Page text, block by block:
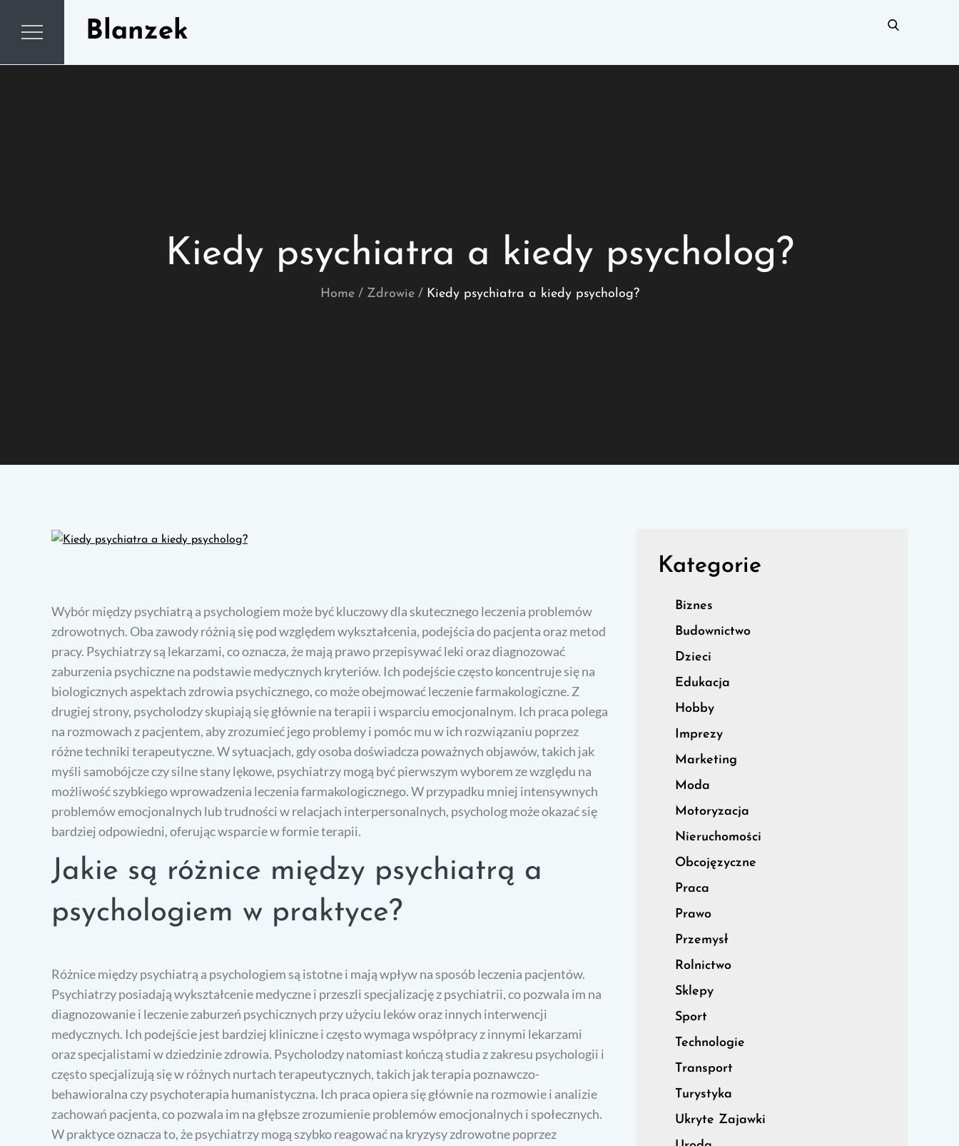
Blanzek
Kiedy psychiatra a kiedy psycholog?
Home Zdrowie Kiedy psychiatra a kiedy psycholog?
Wybór między psychiatrą a psychologiem może być kluczowy dla skutecznego leczenia problemów
zdrowotnych. Oba zawody różnią się pod względem wykształcenia, podejścia do pacjenta oraz metod
pracy. Psychiatrzy są lekarzami, co oznacza, że mają prawo przepisywać leki oraz diagnozować
zaburzenia psychiczne na podstawie medycznych kryteriów. Ich podejście często koncentruje się na
biologicznych aspektach zdrowia psychicznego, co może obejmować leczenie farmakologiczne. Z
drugiej strony, psycholodzy skupiają się głównie na terapii i wsparciu emocjonalnym. Ich praca polega
na rozmowach z pacjentem, aby zrozumieć jego problemy i pomóc mu w ich rozwiązaniu poprzez
różne techniki terapeutyczne. W sytuacjach, gdy osoba doświadcza poważnych objawów, takich jak
myśli samobójcze czy silne stany lękowe, psychiatrzy mogą być pierwszym wyborem ze względu na
możliwość szybkiego wprowadzenia leczenia farmakologicznego. W przypadku mniej intensywnych
problemów emocjonalnych lub trudności w relacjach interpersonalnych, psycholog może okazać się
bardziej odpowiedni, oferując wsparcie w formie terapii.
Jakie są różnice między psychiatrą a
psychologiem w praktyce?
Różnice między psychiatrą a psychologiem są istotne i mają wpływ na sposób leczenia pacjentów.
Psychiatrzy posiadają wykształcenie medyczne i przeszli specjalizację z psychiatrii, co pozwala im na
diagnozowanie i leczenie zaburzeń psychicznych przy użyciu leków oraz innych interwencji
medycznych. Ich podejście jest bardziej kliniczne i często wymaga współpracy z innymi lekarzami
oraz specjalistami w dziedzinie zdrowia. Psycholodzy natomiast kończą studia z zakresu psychologii i
często specjalizują się w różnych nurtach terapeutycznych, takich jak terapia poznawczo-
behawioralna czy psychoterapia humanistyczna. Ich praca opiera się głównie na rozmowie i analizie
zachowań pacjenta, co pozwala im na głębsze zrozumienie problemów emocjonalnych i społecznych.
W praktyce oznacza to, że psychiatrzy mogą szybko reagować na kryzysy zdrowotne poprzez
Kategorie
Biznes
Budownictwo
Dzieci
Edukacja
Hobby
Imprezy
Marketing
Moda
Motoryzacja
Nieruchomości
Obcojęzyczne
Praca
Prawo
Przemysł
Rolnictwo
Sklepy
Sport
Technologie
Transport
Turystyka
Ukryte Zajawki